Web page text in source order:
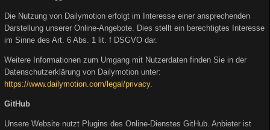
Die Nutzung von Dailymotion erfolgt im Interesse einer ansprechenden
Darstellung unserer Online-Angebote. Dies stellt ein berechtigtes Interesse
im Sinne des Art. 6 Abs. 1 lit. f DSGVO dar.
Weitere Informationen zum Umgang mit Nutzerdaten finden Sie in der
Datenschutzerklärung von Dailymotion unter:
https://www.dailymotion.com/legal/privacy.
GitHub
Unsere Website nutzt Plugins des Online-Dienstes GitHub. Anbieter ist